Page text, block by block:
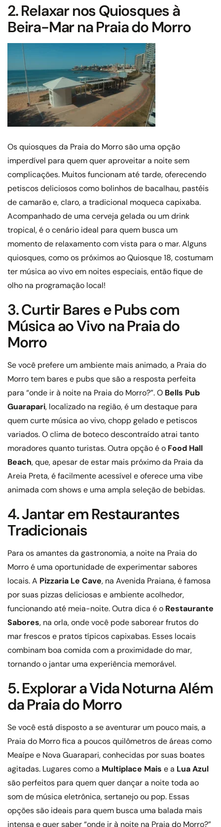
2. Relaxar nos Quiosques à
Beira-Mar na Praia do Morro
Os quiosques da Praia do Morro são uma opção
imperdível para quem quer aproveitar a noite sem
complicações. Muitos funcionam até tarde, oferecendo
petiscos deliciosos como bolinhos de bacalhau, pastéis
de camarão e, claro, a tradicional moqueca capixaba.
Acompanhado de uma cerveja gelada ou um drink
tropical, é o cenário ideal para quem busca um
momento de relaxamento com vista para o mar. Alguns
quiosques, como os próximos ao Quiosque 18, costumam
ter música ao vivo em noites especiais, então fique de
olho na programação local!
3. Curtir Bares e Pubs com
Música ao Vivo na Praia do
Morro
Se você prefere um ambiente mais animado, a Praia do
Morro tem bares e pubs que são a resposta perfeita
para “onde ir à noite na Praia do Morro?”. O Bells Pub
Guarapari, localizado na região, é um destaque para
quem curte música ao vivo, chopp gelado e petiscos
variados. O clima de boteco descontraído atrai tanto
moradores quanto turistas. Outra opção é o Food Hall
Beach, que, apesar de estar mais próximo da Praia da
Areia Preta, é facilmente acessível e oferece uma vibe
animada com shows e uma ampla seleção de bebidas.
4. Jantar em Restaurantes
Tradicionais
Para os amantes da gastronomia, a noite na Praia do
Morro é uma oportunidade de experimentar sabores
locais. A Pizzaria Le Cave, na Avenida Praiana, é famosa
por suas pizzas deliciosas e ambiente acolhedor,
funcionando até meia-noite. Outra dica é o Restaurante
Sabores, na orla, onde você pode saborear frutos do
mar frescos e pratos típicos capixabas. Esses locais
combinam boa comida com a proximidade do mar,
tornando o jantar uma experiência memorável.
5. Explorar a Vida Noturna Além
da Praia do Morro
Se você está disposto a se aventurar um pouco mais, a
Praia do Morro fica a poucos quilômetros de áreas como
Meaípe e Nova Guarapari, conhecidas por suas boates
agitadas. Lugares como a Multiplace Mais e a Lua Azul
são perfeitos para quem quer dançar a noite toda ao
som de música eletrônica, sertanejo ou pop. Essas
opções são ideais para quem busca uma balada mais
intensa e quer saber “onde ir à noite na Praia do Morro?”